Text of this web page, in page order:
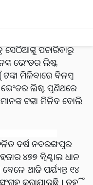
ବେଳେ ଜିଲ୍ଲାର
୪୪୧.୦୯ କ୍ୱିଣ୍ଟାଲ
ହୋଇଛି।
ପଚାରିବାରୁ
ଭେଂଡର ଲିଷ୍ଟ
ମିଳିବାରେ ବିଳମ୍ବ
ଲିଷ୍ଟ ପୁଣିଥରେ
ଟଙ୍କା ମିଳିବ ବୋଲି
ବର୍ଷ ନବରଙ୍ଗପୁର
୪୭୭ କ୍ୱିଣ୍ଟାଲ ଧାନ
ବେଳେ ଆଜି ପର୍ୟ୍ୟନ୍ତ ୧୪
ସଂଗ୍ରହ କରାଯାଇଛି । ତହିଁ